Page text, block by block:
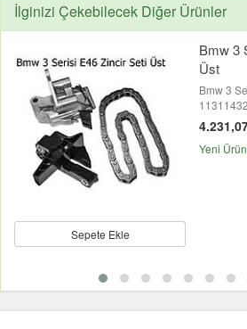
İlginizi Çekebilecek Diğer Ürünler
Sepete Ekle
Bmw 3
Üst
Bmw 3
Yeni Ürün